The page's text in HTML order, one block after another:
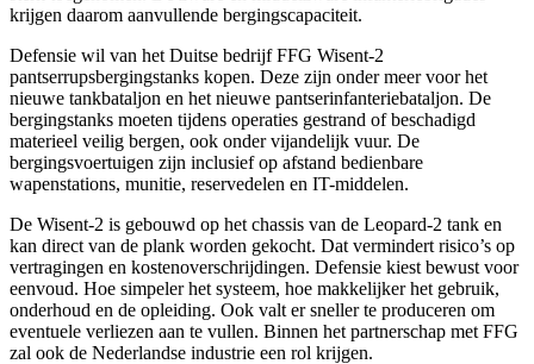
krijgen daarom aanvullende bergingscapaciteit.
Defensie wil van het Duitse bedrijf FFG Wisent-2
pantserrupsbergingstanks kopen. Deze zijn onder meer voor het
nieuwe tankbataljon en het nieuwe pantserinfanteriebataljon. De
bergingstanks moeten tijdens operaties gestrand of beschadigd
materieel veilig bergen, ook onder vijandelijk vuur. De
bergingsvoertuigen zijn inclusief op afstand bedienbare
wapenstations, munitie, reservedelen en IT-middelen.
De Wisent-2 is gebouwd op het chassis van de Leopard-2 tank en
kan direct van de plank worden gekocht. Dat vermindert risico’s op
vertragingen en kostenoverschrijdingen. Defensie kiest bewust voor
eenvoud. Hoe simpeler het systeem, hoe makkelijker het gebruik,
onderhoud en de opleiding. Ook valt er sneller te produceren om
eventuele verliezen aan te vullen. Binnen het partnerschap met FFG
zal ook de Nederlandse industrie een rol krijgen.